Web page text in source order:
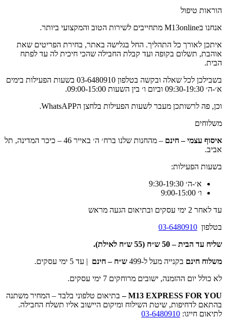
הוראות טיפול
אנחנו בM13online מתחייבים לשירות הטוב והמקצועי ביותר.
איתכן לאורך כל התהליך. החל בגלישה באתר, בחירת הפריטים שאת
אוהבת, תשלום בקופה ועד קבלת החבילה שהכי חיכית לה עד לפתח
הבית.
בשבילכן לכל שאלה ובקשה בטלפון 03-6480910 בשעות הפעילות בימים
א׳-ה׳ 09:30-19:30 וביום ו׳ בין השעות 09:00-15:00.
וכן, פה לרשותכן מעבר לשעות הפעילות בלחצן הWhatsAPP.
משלוחים
איסוף עצמי – חינם
– מהחנות שלנו ברח׳ ה׳ באייר 46 – כיכר המדינה, תל
אביב.
בשעות הפעילות:
א׳-ה׳ 9:30-19:30
ו׳ 9:00-15:00
עד לאחר 2 ימי עסקים ובתיאום הגעה מראש
בטלפון 03-6480910
שליח עד הבית –50 ש״ח (55 ש״ח לאילת).
משלוח חינם בקנייה מעל ל-499 ש״ח – חינם | עד 5 ימי עסקים.
לא כולל יום ההזמנה, ישובים מרוחקים 7 ימי עסקים.
M13 EXPRESS FOR YOU
–בתיאום טלפוני בלבד – המחיר משתנה
בהתאם לדחיפות, שיטת השילוח ומיקום היישוב אליו תשלח החבילה.
לתיאום חייגו: 03-6480910